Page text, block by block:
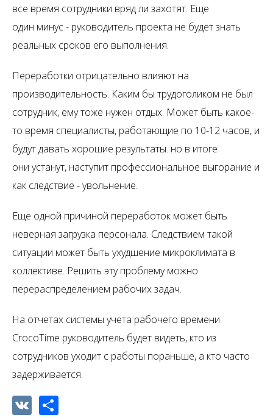
все время сотрудники вряд ли захотят. Еще
один минус - руководитель проекта не будет знать
реальных сроков его выполнения.
Переработки отрицательно влияют на
производительность. Каким бы трудоголиком не был
сотрудник, ему тоже нужен отдых. Может быть какое-
то время специалисты, работающие по 10-12 часов, и
будут давать хорошие результаты. но в итоге
они устанут, наступит профессиональное выгорание и
как следствие - увольнение.
Еще одной причиной переработок может быть
неверная загрузка персонала. Следствием такой
ситуации может быть ухудшение микроклимата в
коллективе. Решить эту проблему можно
перераспределением рабочих задач.
На отчетах системы учета рабочего времени
CrocoTime руководитель будет видеть, кто из
сотрудников уходит с работы пораньше, а кто часто
задерживается.
VK Share